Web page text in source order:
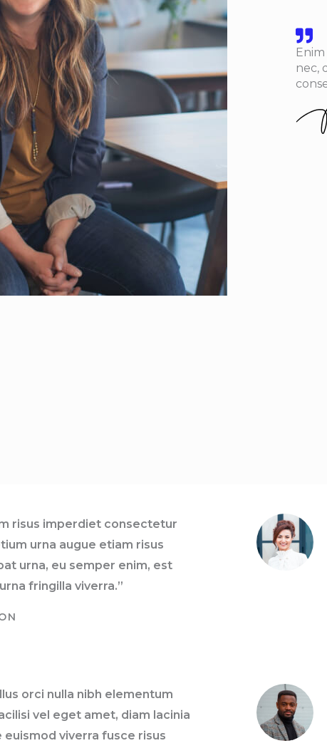
nec,
risus imperdiet consectetur
urna augue etiam risus
urna, eu semper enim, est
fringilla viverra.”
orci nulla nibh elementum
vel eget amet, diam lacinia
viverra fusce risus